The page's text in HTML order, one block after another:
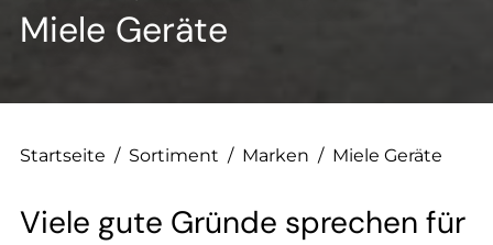
Miele Geräte
Startseite / Sortiment / Marken / Miele Geräte
Viele gute Gründe sprechen für